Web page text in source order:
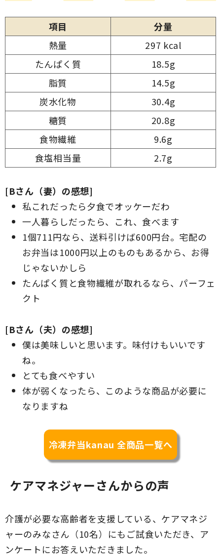
項目
分量
熱量
297 kcal
たんぱく質
18.5g
脂質
14.5g
炭水化物
30.4g
糖質
20.8g
食物繊維
9.6g
食塩相当量
2.7g
[Bさん（妻）の感想]
私これだったら夕食でオッケーだわ
一人暮らしだったら、これ、食べます
1個711円なら、送料引けば600円台。宅配の
お弁当は1000円以上のものもあるから、お得
じゃないかしら
たんぱく質と食物繊維が取れるなら、パーフェ
クト
[Bさん（夫）の感想]
僕は美味しいと思います。味付けもいいです
ね。
とても食べやすい
体が弱くなったら、このような商品が必要に
なりますね
冷凍弁当kanau 全商品一覧へ
ケアマネジャーさんからの声
介護が必要な高齢者を支援している、ケアマネジ
ャーのみなさん（10名）にもご試食いただき、ア
ンケートにお答えいただきました。